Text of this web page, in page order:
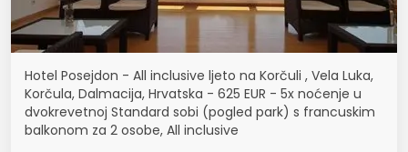
Hotel Posejdon - All inclusive ljeto na Korčuli , Vela Luka,
Korčula, Dalmacija, Hrvatska - 625 EUR - 5x noćenje u
dvokrevetnoj Standard sobi (pogled park) s francuskim
balkonom za 2 osobe, All inclusive